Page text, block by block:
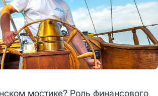
мостике? Роль финансового